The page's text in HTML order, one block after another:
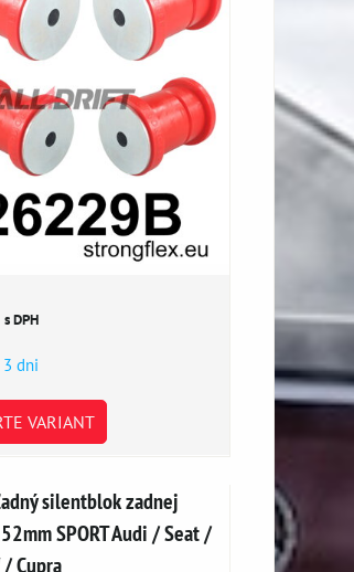
s DPH
3 dni
VARIANT
silentblok zadnej
SPORT Audi / Seat /
Cupra